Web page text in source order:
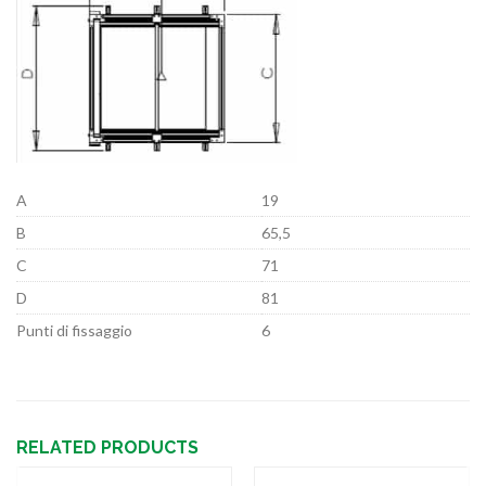
A
19
B
65,5
C
71
D
81
Punti di fissaggio
6
RELATED PRODUCTS